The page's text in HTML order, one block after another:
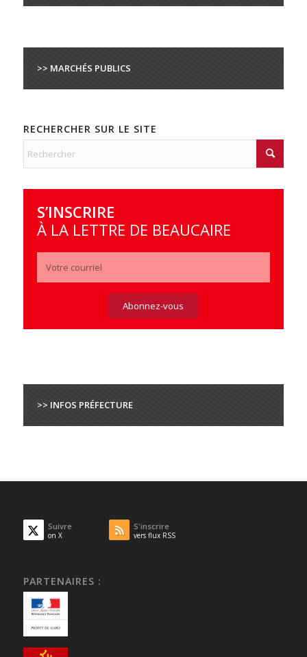
>> MARCHÉS PUBLICS
RECHERCHER SUR LE SITE
S’INSCRIRE
À LA LETTRE DE BEAUCAIRE
>> INFOS PRÉFECTURE
Suivre
on X
S'inscrire
vers flux RSS
PARTENAIRES :